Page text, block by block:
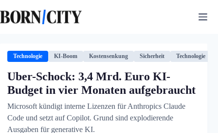
Inhalt
springen
Technologie KI-Boom Kostensenkung Sicherheit Technologie
Uber-Schock: 3,4 Mrd. Euro KI-
Budget in vier Monaten aufgebraucht
Microsoft kündigt interne Lizenzen für Anthropics Claude
Code und setzt auf Copilot. Grund sind explodierende
Ausgaben für generative KI.